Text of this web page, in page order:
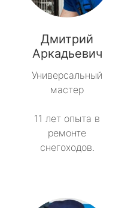
Дмитрий
Аркадьевич
Универсальный
мастер
11 лет опыта в
ремонте
снегоходов.